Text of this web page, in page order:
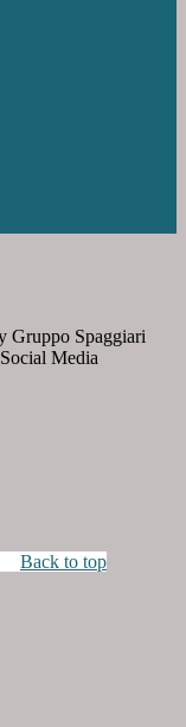
Gruppo Spaggiari
Media
Back to top